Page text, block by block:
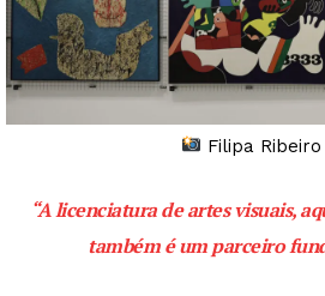
Filipa Ribeiro
“A licenciatura de artes visuais,
também é um parceiro